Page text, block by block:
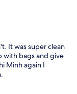
It was super clean
with bags and give
Minh again I